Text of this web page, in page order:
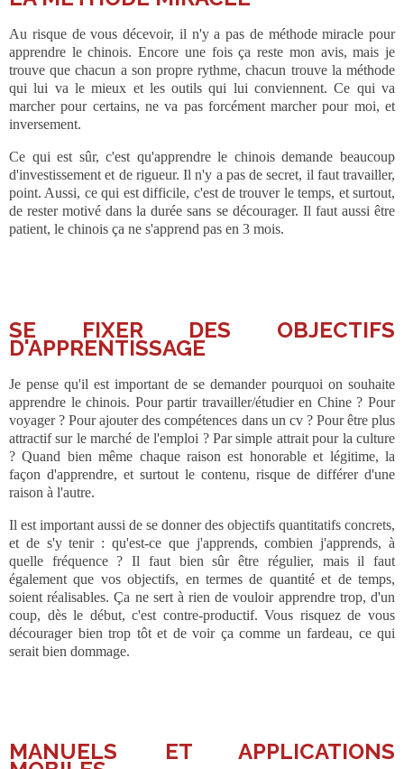
Au risque de vous décevoir, il n'y a pas de méthode miracle pour
apprendre le chinois. Encore une fois ça reste mon avis, mais je
trouve que chacun a son propre rythme, chacun trouve la méthode
qui lui va le mieux et les outils qui lui conviennent. Ce qui va
marcher pour certains, ne va pas forcément marcher pour moi, et
inversement.
Ce qui est sûr, c'est qu'apprendre le chinois demande beaucoup
d'investissement et de rigueur. Il n'y a pas de secret, il faut travailler,
point. Aussi, ce qui est difficile, c'est de trouver le temps, et surtout,
de rester motivé dans la durée sans se décourager. Il faut aussi être
patient, le chinois ça ne s'apprend pas en 3 mois.
SE FIXER DES OBJECTIFS
D'APPRENTISSAGE
Je pense qu'il est important de se demander pourquoi on souhaite
apprendre le chinois. Pour partir travailler/étudier en Chine ? Pour
voyager ? Pour ajouter des compétences dans un cv ? Pour être plus
attractif sur le marché de l'emploi ? Par simple attrait pour la culture
? Quand bien même chaque raison est honorable et légitime, la
façon d'apprendre, et surtout le contenu, risque de différer d'une
raison à l'autre.
Il est important aussi de se donner des objectifs quantitatifs concrets,
et de s'y tenir : qu'est-ce que j'apprends, combien j'apprends, à
quelle fréquence ? Il faut bien sûr être régulier, mais il faut
également que vos objectifs, en termes de quantité et de temps,
soient réalisables. Ça ne sert à rien de vouloir apprendre trop, d'un
coup, dès le début, c'est contre-productif. Vous risquez de vous
décourager bien trop tôt et de voir ça comme un fardeau, ce qui
serait bien dommage.
MANUELS ET APPLICATIONS